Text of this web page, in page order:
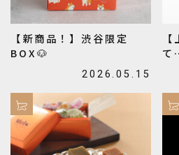
【新商品！】渋谷限定
BOX🐶
2026.05.15
て